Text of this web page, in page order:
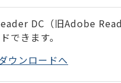
DC（旧Adobe
できます。
ウンロードへ